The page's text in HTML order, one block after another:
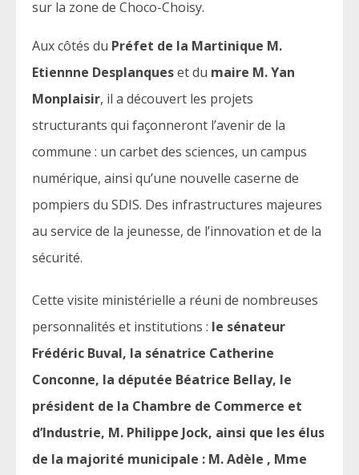
sur la zone de Choco-Choisy.
Aux côtés du Préfet de la Martinique M.
Etiennne Desplanqueset du maire M. Yan
Monplaisir, il a découvert les projets
structurants qui façonneront l’avenir de la
commune : un carbet des sciences, un campus
numérique, ainsi qu’une nouvelle caserne de
pompiers du SDIS. Des infrastructures majeures
au service de la jeunesse, de l’innovation et de la
sécurité.
Cette visite ministérielle a réuni de nombreuses
personnalités et institutions : le sénateur
Frédéric Buval, la sénatrice Catherine
Conconne, la députée Béatrice Bellay, le
président de la Chambre de Commerce et
d’Industrie, M. Philippe Jock, ainsi que les élus
de la majorité municipale : M. Adèle , Mme